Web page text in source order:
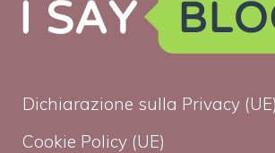
Dichiarazione sulla Privacy (UE)
Cookie Policy (UE)